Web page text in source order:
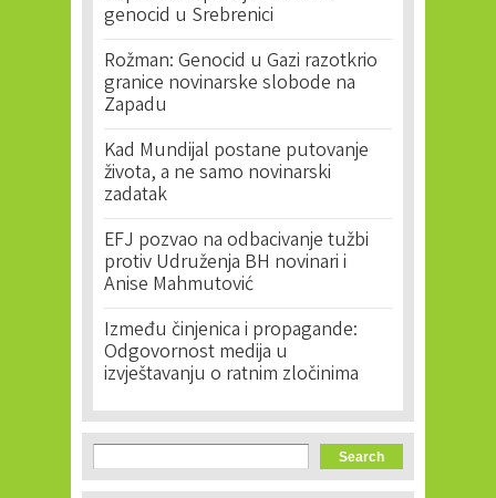
genocid u Srebrenici
Rožman: Genocid u Gazi razotkrio
granice novinarske slobode na
Zapadu
Kad Mundijal postane putovanje
života, a ne samo novinarski
zadatak
EFJ pozvao na odbacivanje tužbi
protiv Udruženja BH novinari i
Anise Mahmutović
Između činjenica i propagande:
Odgovornost medija u
izvještavanju o ratnim zločinima
Search form
Search